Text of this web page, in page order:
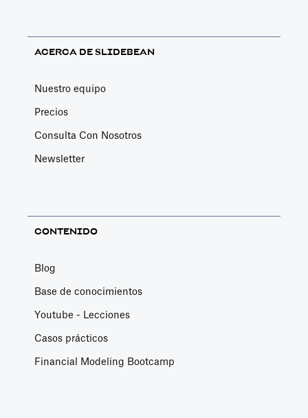
ACERCA DE SLIDEBEAN
Nuestro equipo
Precios
Consulta Con Nosotros
Newsletter
CONTENIDO
Blog
Base de conocimientos
Youtube - Lecciones
Casos prácticos
Financial Modeling Bootcamp